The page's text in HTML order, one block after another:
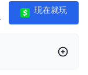
現在就玩